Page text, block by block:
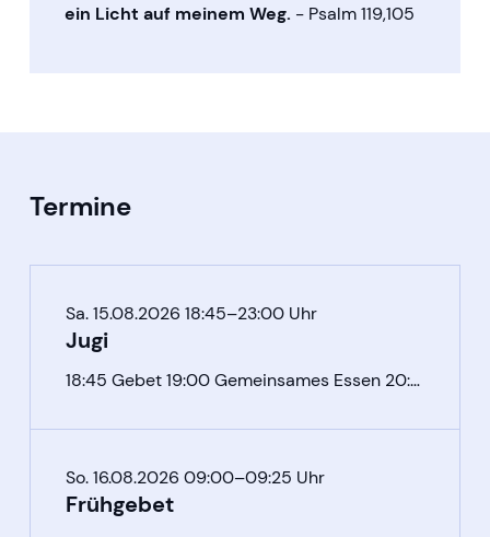
ein Licht auf meinem Weg. - Psalm 119,105
Termine
Sa. 15.08.2026 18:45–23:00 Uhr
Jugi
18:45 Gebet 19:00 Gemeinsames Essen 20:00 Singen und Input
So. 16.08.2026 09:00–09:25 Uhr
Frühgebet